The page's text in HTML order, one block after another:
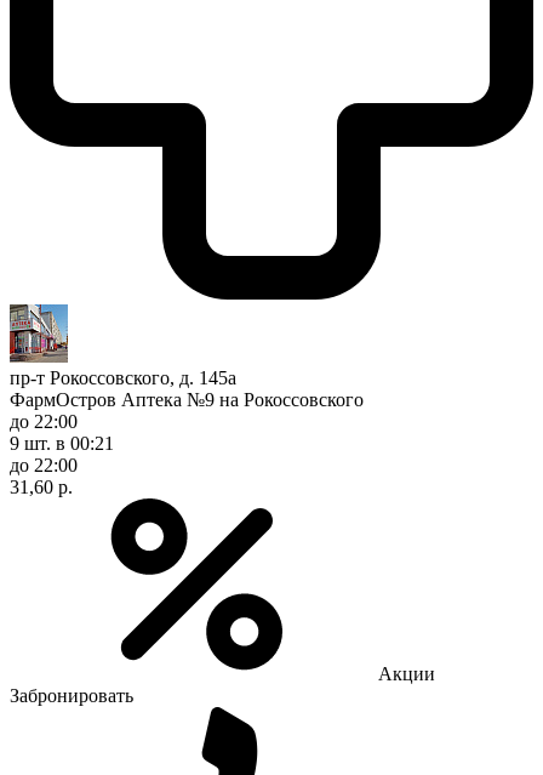
пр-т Рокоссовского, д. 145а
ФармОстров Аптека №9 на Рокоссовского
до 22:00
9 шт. в 00:21
до 22:00
31,60 р.
Акции
Забронировать